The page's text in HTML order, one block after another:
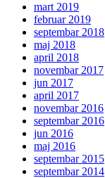
mart 2019
februar 2019
septembar 2018
maj 2018
april 2018
novembar 2017
jun 2017
april 2017
novembar 2016
septembar 2016
jun 2016
maj 2016
septembar 2015
septembar 2014